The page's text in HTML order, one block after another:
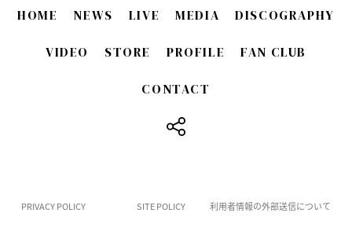
HOME NEWS LIVE MEDIA DISCOGRAPHY
VIDEO STORE PROFILE FAN CLUB
CONTACT
PRIVACY POLICY SITE POLICY 利用者情報の外部送信について